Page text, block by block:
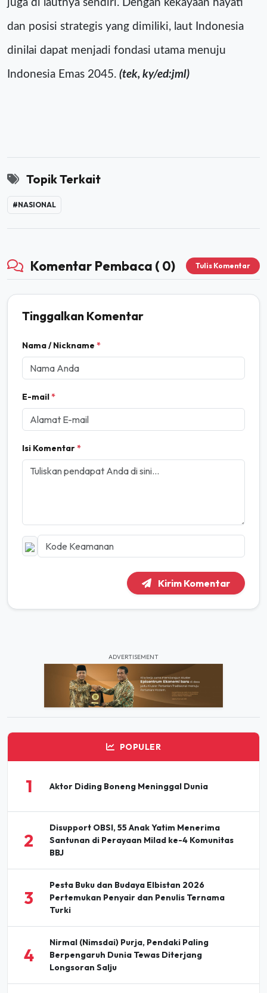
juga di lautnya sendiri. Dengan kekayaan hayati
dan posisi strategis yang dimiliki, laut Indonesia
dinilai dapat menjadi fondasi utama menuju
Indonesia Emas 2045. (tek, ky/ed:jml)
Topik Terkait
#NASIONAL
Komentar Pembaca ( 0) Tulis Komentar
Tinggalkan Komentar
Nama / Nickname *
E-mail*
Isi Komentar*
Kirim Komentar
ADVERTISEMENT
POPULER
1 Aktor Diding Boneng Meninggal Dunia
2
Disupport OBSI, 55 Anak Yatim Menerima
Santunan di Perayaan Milad ke-4 Komunitas
BBJ
3
Pesta Buku dan Budaya Elbistan 2026
Pertemukan Penyair dan Penulis Ternama
Turki
4
Nirmal (Nimsdai) Purja, Pendaki Paling
Berpengaruh Dunia Tewas Diterjang
Longsoran Salju